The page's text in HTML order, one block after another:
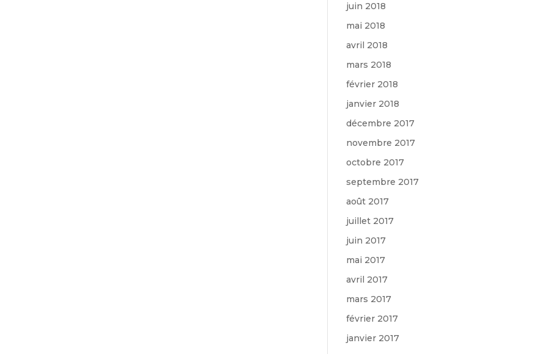
juin 2018
mai 2018
avril 2018
mars 2018
février 2018
janvier 2018
décembre 2017
novembre 2017
octobre 2017
septembre 2017
août 2017
juillet 2017
juin 2017
mai 2017
avril 2017
mars 2017
février 2017
janvier 2017